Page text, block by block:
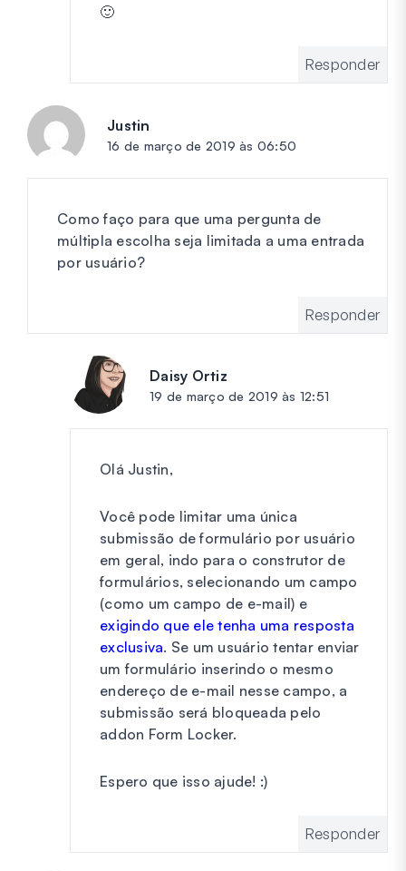
🙂
Responder
Justin
16 de março de 2019 às 06:50
Como faço para que uma pergunta de
múltipla escolha seja limitada a uma entrada
por usuário?
Responder
Daisy Ortiz
19 de março de 2019 às 12:51
Olá Justin,
Você pode limitar uma única
submissão de formulário por usuário
em geral, indo para o construtor de
formulários, selecionando um campo
(como um campo de e-mail) e
exigindo que ele tenha uma resposta
exclusiva. Se um usuário tentar enviar
um formulário inserindo o mesmo
endereço de e-mail nesse campo, a
submissão será bloqueada pelo
addon Form Locker.
Espero que isso ajude! :)
Responder